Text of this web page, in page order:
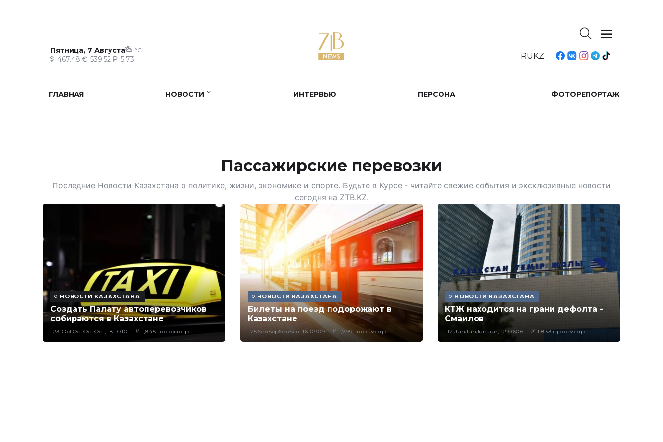
Пятница, 7 Августа °C
467.48 539.52 5.73 RUKZ
ГЛАВНАЯ НОВОСТИ ИНТЕРВЬЮ ПЕРСОНА ФОТОРЕПОРТАЖ
Пассажирские перевозки
Последние Новости Казахстана о политике, жизни, экономике и спорте. Будьте в Курсе - читайте свежие события и эксклюзивные новости
сегодня на ZTB.KZ.
НОВОСТИ КАЗАХСТАНА
Создать Палату автоперевозчиков
собираются в Казахстане
23 OctOctOctOct, 18:1010 1,845 просмотры
НОВОСТИ КАЗАХСТАНА
Билеты на поезд подорожают в
Казахстане
25 SepSepSepSep, 16:0909 1,799 просмотры
НОВОСТИ КАЗАХСТАНА
КТЖ находится на грани дефолта -
Смаилов
12 JunJunJunJun, 12:0606 1,833 просмотры